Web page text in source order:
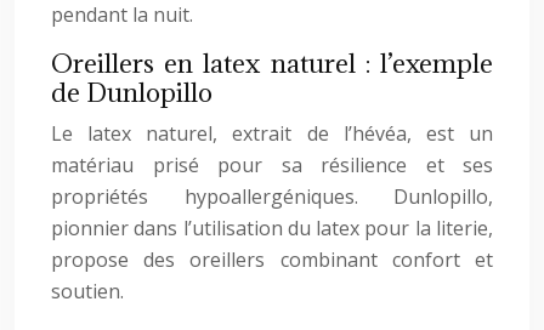
pendant la nuit.
Oreillers en latex naturel : l’exemple
de Dunlopillo
Le latex naturel, extrait de l’hévéa, est un
matériau prisé pour sa résilience et ses
propriétés hypoallergéniques. Dunlopillo,
pionnier dans l’utilisation du latex pour la literie,
propose des oreillers combinant confort et
soutien.